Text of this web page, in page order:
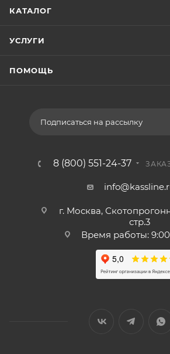
КАТАЛОГ
УСЛУГИ
ПОМОЩЬ
Подписаться на рассылку
8 (800) 551-24-37
г. Москва,
стр.3
Время работы: